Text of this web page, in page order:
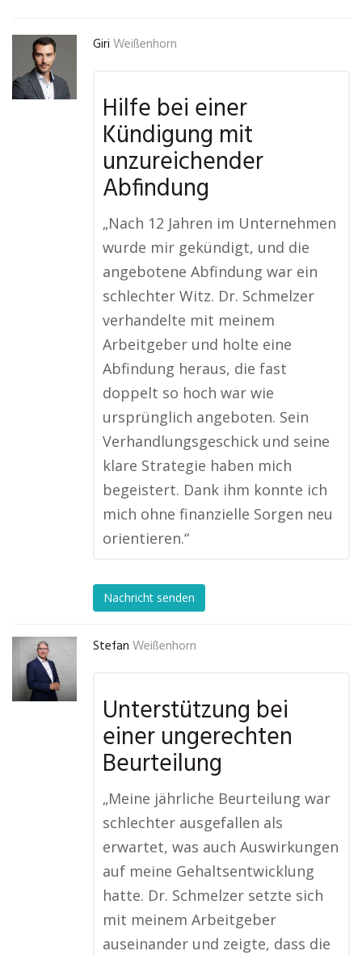
Giri Weißenhorn
Hilfe bei einer
Kündigung mit
unzureichender
Abfindung
„Nach 12 Jahren im Unternehmen
wurde mir gekündigt, und die
angebotene Abfindung war ein
schlechter Witz. Dr. Schmelzer
verhandelte mit meinem
Arbeitgeber und holte eine
Abfindung heraus, die fast
doppelt so hoch war wie
ursprünglich angeboten. Sein
Verhandlungsgeschick und seine
klare Strategie haben mich
begeistert. Dank ihm konnte ich
mich ohne finanzielle Sorgen neu
orientieren.“
Nachricht senden
Stefan Weißenhorn
Unterstützung bei
einer ungerechten
Beurteilung
„Meine jährliche Beurteilung war
schlechter ausgefallen als
erwartet, was auch Auswirkungen
auf meine Gehaltsentwicklung
hatte. Dr. Schmelzer setzte sich
mit meinem Arbeitgeber
auseinander und zeigte, dass die